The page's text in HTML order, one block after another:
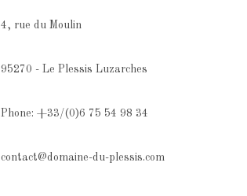
4, rue du Moulin
95270 - Le Plessis Luzarches
Phone: +33/(0)6 75 54 98 34
contact@domaine-du-plessis.com